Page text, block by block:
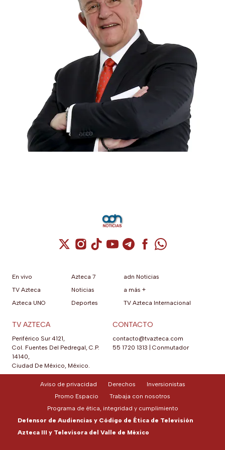
Cuenta de X / Twitter (se abre en una
Cuenta de Instagram (se abre en una
Cuenta de TikTok (se abre en
Cuenta de YouTube (se abre
Cuenta de Telegram (se
Cuenta de
Cuenta de
En vivo
TV Azteca
Azteca UNO
Azteca 7
Noticias
Deportes
adn Noticias
a más +
TV Azteca Internacional
TV AZTECA
Periférico Sur 4121,
Col. Fuentes Del Pedregal, C.P.
14140,
Ciudad De México, México.
CONTACTO
contacto@tvazteca.com
55 1720 1313 | Conmutador
Aviso de privacidad Derechos
Inversionistas
Promo Espacio
Trabaja con nosotros
Programa de ética, integridad y cumplimiento
Defensor de Audiencias y Código de Ética de Televisión
Azteca III y Televisora del Valle de México